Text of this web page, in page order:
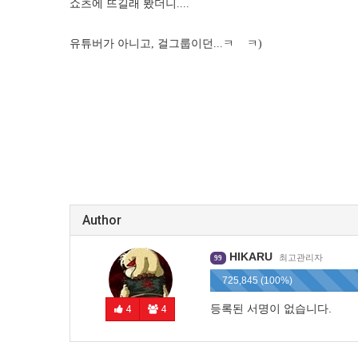
쇼츠에 뜨길래 봤더니....
유튜버가 아니고, 걸그룹이던...ㅋ ㅋ)
Author
4 4
99 HIKARU 최고관리자
725,845 (100%)
등록된 서명이 없습니다.